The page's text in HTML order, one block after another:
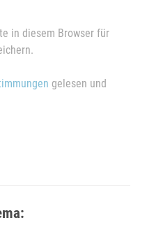
in diesem Browser für
gelesen und